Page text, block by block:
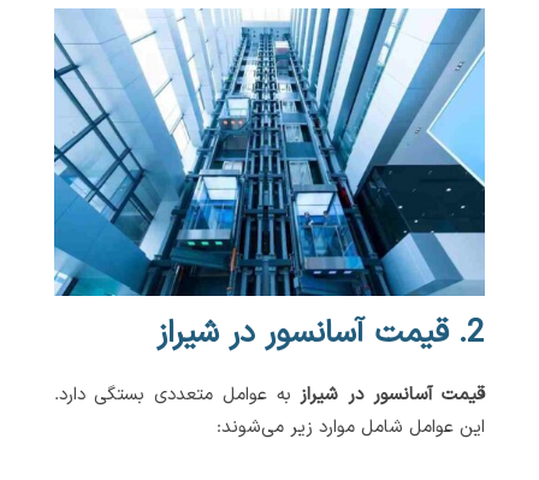
2. قیمت آسانسور در شیراز
قیمت آسانسور در شیرازبه عوامل متعددی بستگی دارد.
این عوامل شامل موارد زیر می‌شوند: